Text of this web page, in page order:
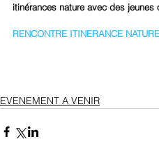
itinérances nature avec des jeunes
RENCONTRE ITINERANCE NATURE
EVENEMENT A VENIR